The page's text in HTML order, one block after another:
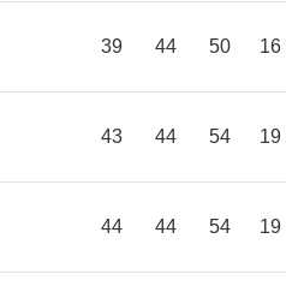
39 44 50 16
43 44 54 19
44 44 54 19